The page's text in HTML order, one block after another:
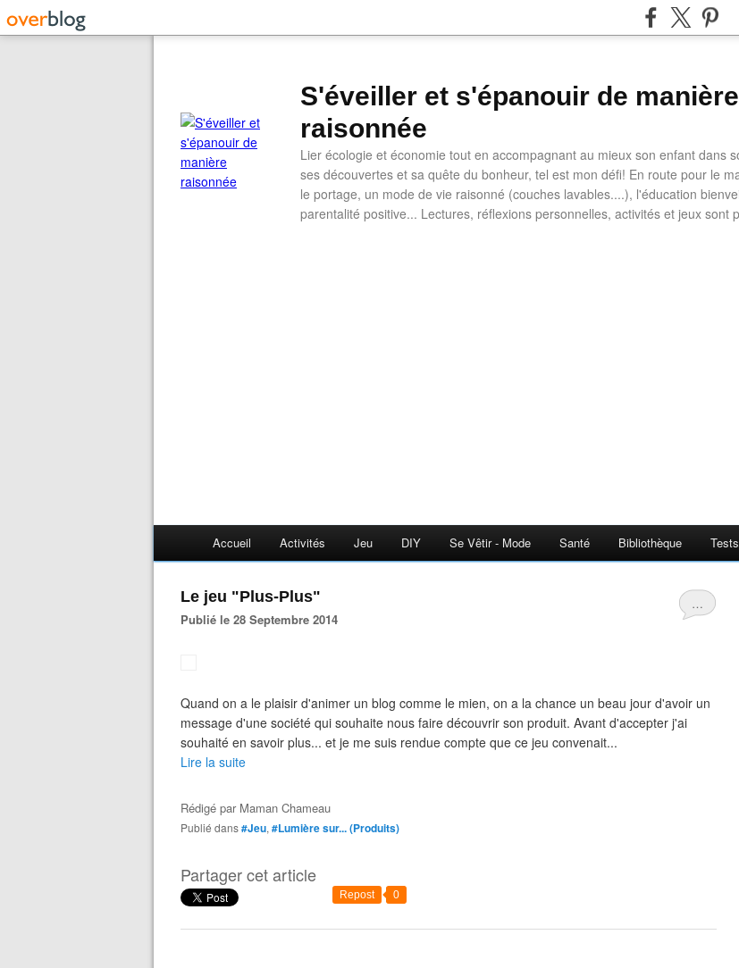
S'éveiller et s'épanouir de manière
raisonnée
Lier écologie et économie tout en accompagnant au mieux son enfant dans
ses découvertes et sa quête du bonheur, tel est mon défi! En route pour le
le portage, un mode de vie raisonné (couches lavables....), l'éducation
parentalité positive... Lectures, réflexions personnelles, activités et jeux sont
Accueil Activités Jeu DIY Se Vêtir - Mode Santé Bibliothèque
…
Le jeu "Plus-Plus"
Publié le 28 Septembre 2014
Quand on a le plaisir d'animer un blog comme le mien, on a la chance un beau jour d'avoir un
message d'une société qui souhaite nous faire découvrir son produit. Avant d'accepter j'ai
souhaité en savoir plus... et je me suis rendue compte que ce jeu convenait...
Lire la suite
Rédigé par Maman Chameau
Publié dans#Jeu, #Lumière sur... (Produits)
Partager cet article
Repost 0